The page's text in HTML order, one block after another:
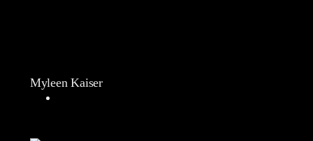
Myleen Kaiser